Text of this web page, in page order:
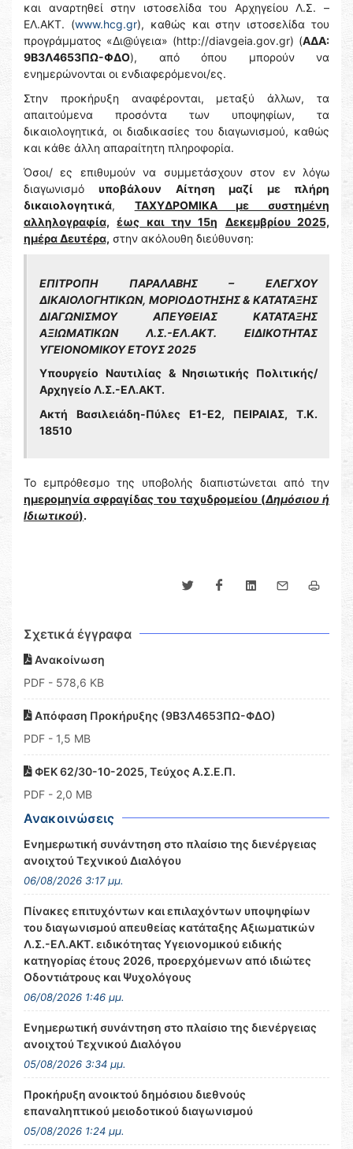
και αναρτηθεί στην ιστοσελίδα του Αρχηγείου Λ.Σ. –
ΕΛ.ΑΚΤ. (www.hcg.gr), καθώς και στην ιστοσελίδα του
προγράμματος «Δι@ύγεια» (http://diavgeia.gov.gr) (ΑΔΑ:
9Β3Λ4653ΠΩ-ΦΔΟ), από όπου μπορούν να
ενημερώνονται οι ενδιαφερόμενοι/ες.
Στην προκήρυξη αναφέρονται, μεταξύ άλλων, τα
απαιτούμενα προσόντα των υποψηφίων, τα
δικαιολογητικά, οι διαδικασίες του διαγωνισμού, καθώς
και κάθε άλλη απαραίτητη πληροφορία.
Όσοι/ ες επιθυμούν να συμμετάσχουν στον εν λόγω
διαγωνισμόυποβάλουν Αίτηση μαζί με πλήρη
δικαιολογητικά, ΤΑΧΥΔΡΟΜΙΚΑ με συστημένη
αλληλογραφία,
έως και την 15η
Δεκεμβρίου 2025,
ημέρα Δευτέρα, στην ακόλουθη διεύθυνση:
ΕΠΙΤΡΟΠΗ ΠΑΡΑΛΑΒΗΣ – ΕΛΕΓΧΟΥ
ΔΙΚΑΙΟΛΟΓΗΤΙΚΩΝ, ΜΟΡΙΟΔΟΤΗΣΗΣ & ΚΑΤΑΤΑΞΗΣ
ΔΙΑΓΩΝΙΣΜΟΥ ΑΠΕΥΘΕΙΑΣ ΚΑΤΑΤΑΞΗΣ
ΑΞΙΩΜΑΤΙΚΩΝ Λ.Σ.-ΕΛ.ΑΚΤ. ΕΙΔΙΚΟΤΗΤΑΣ
ΥΓΕΙΟΝΟΜΙΚΟΥ ΕΤΟΥΣ 2025
Υπουργείο Ναυτιλίας & Νησιωτικής Πολιτικής/
Αρχηγείο Λ.Σ.-ΕΛ.ΑΚΤ.
Ακτή Βασιλειάδη-Πύλες Ε1-Ε2, ΠΕΙΡΑΙΑΣ, Τ.Κ.
18510
Το εμπρόθεσμο της υποβολής διαπιστώνεται από την
ημερομηνία σφραγίδας του ταχυδρομείου (Δημόσιου ή
Ιδιωτικού).
Σχετικά έγγραφα
Ανακοίνωση
PDF - 578,6 KB
Απόφαση Προκήρυξης (9Β3Λ4653ΠΩ-ΦΔΟ)
PDF - 1,5 MB
ΦΕΚ 62/30-10-2025, Τεύχος Α.Σ.Ε.Π.
PDF - 2,0 MB
Ανακοινώσεις
Ενημερωτική συνάντηση στο πλαίσιο της διενέργειας
ανοιχτού Τεχνικού Διαλόγου
06/08/2026 3:17 μμ.
Πίνακες επιτυχόντων και επιλαχόντων υποψηφίων
του διαγωνισμού απευθείας κατάταξης Αξιωματικών
Λ.Σ.-ΕΛ.ΑΚΤ. ειδικότητας Υγειονομικού ειδικής
κατηγορίας έτους 2026, προερχόμενων από ιδιώτες
Οδοντιάτρους και Ψυχολόγους
06/08/2026 1:46 μμ.
Ενημερωτική συνάντηση στο πλαίσιο της διενέργειας
ανοιχτού Τεχνικού Διαλόγου
05/08/2026 3:34 μμ.
Προκήρυξη ανοικτού δημόσιου διεθνούς
επαναληπτικού μειοδοτικού διαγωνισμού
05/08/2026 1:24 μμ.